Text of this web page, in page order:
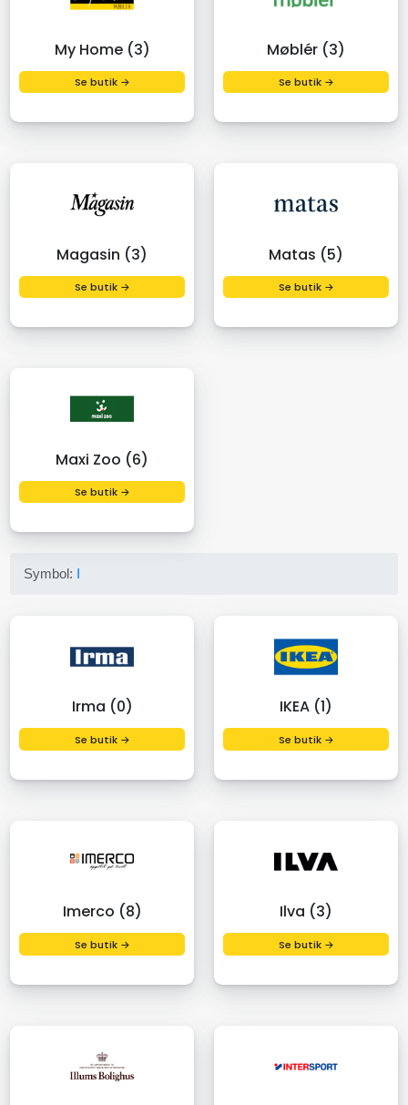
My Home (3)
Se butik →
Møblér (3)
Se butik →
Magasin (3)
Se butik →
Matas (5)
Se butik →
Maxi Zoo (6)
Se butik →
Symbol: I
Irma (0)
Se butik →
IKEA (1)
Se butik →
Imerco (8)
Se butik →
Ilva (3)
Se butik →